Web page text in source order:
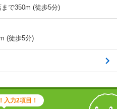
４
口駅 歩4分
元郷駅 歩15分
で350m (徒歩5分)
(徒歩5分)
入力2項目！